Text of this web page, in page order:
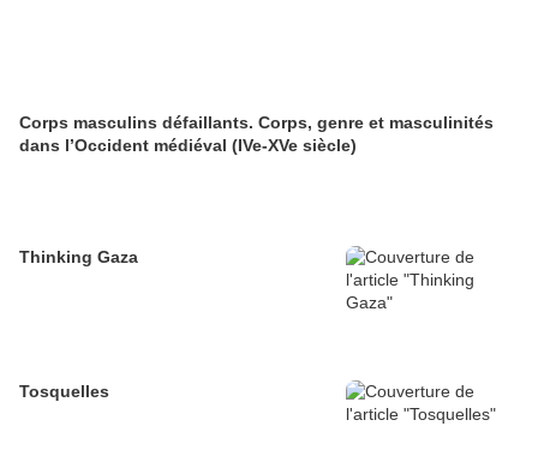
Corps masculins défaillants. Corps, genre et masculinités
dans l’Occident médiéval (IVe-XVe siècle)
Thinking Gaza
Tosquelles